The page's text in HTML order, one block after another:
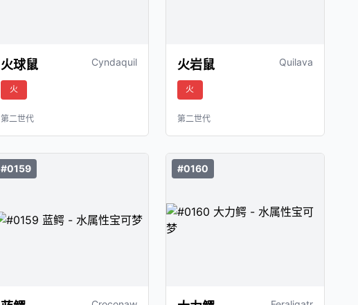
火球鼠 Cyndaquil
火
第二世代
火岩鼠 Quilava
火
第二世代
#0159 #0160